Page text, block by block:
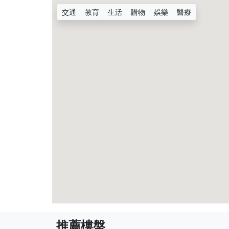
交通 教育 生活 購物 娛樂 醫療
推薦樓盤